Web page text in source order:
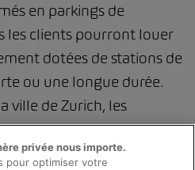
en parkings de
les clients pourront louer
dotées de stations de
ou une longue durée.
ville de Zurich, les
et Messe ont
des zones de
privée nous importe.
pour optimiser votre